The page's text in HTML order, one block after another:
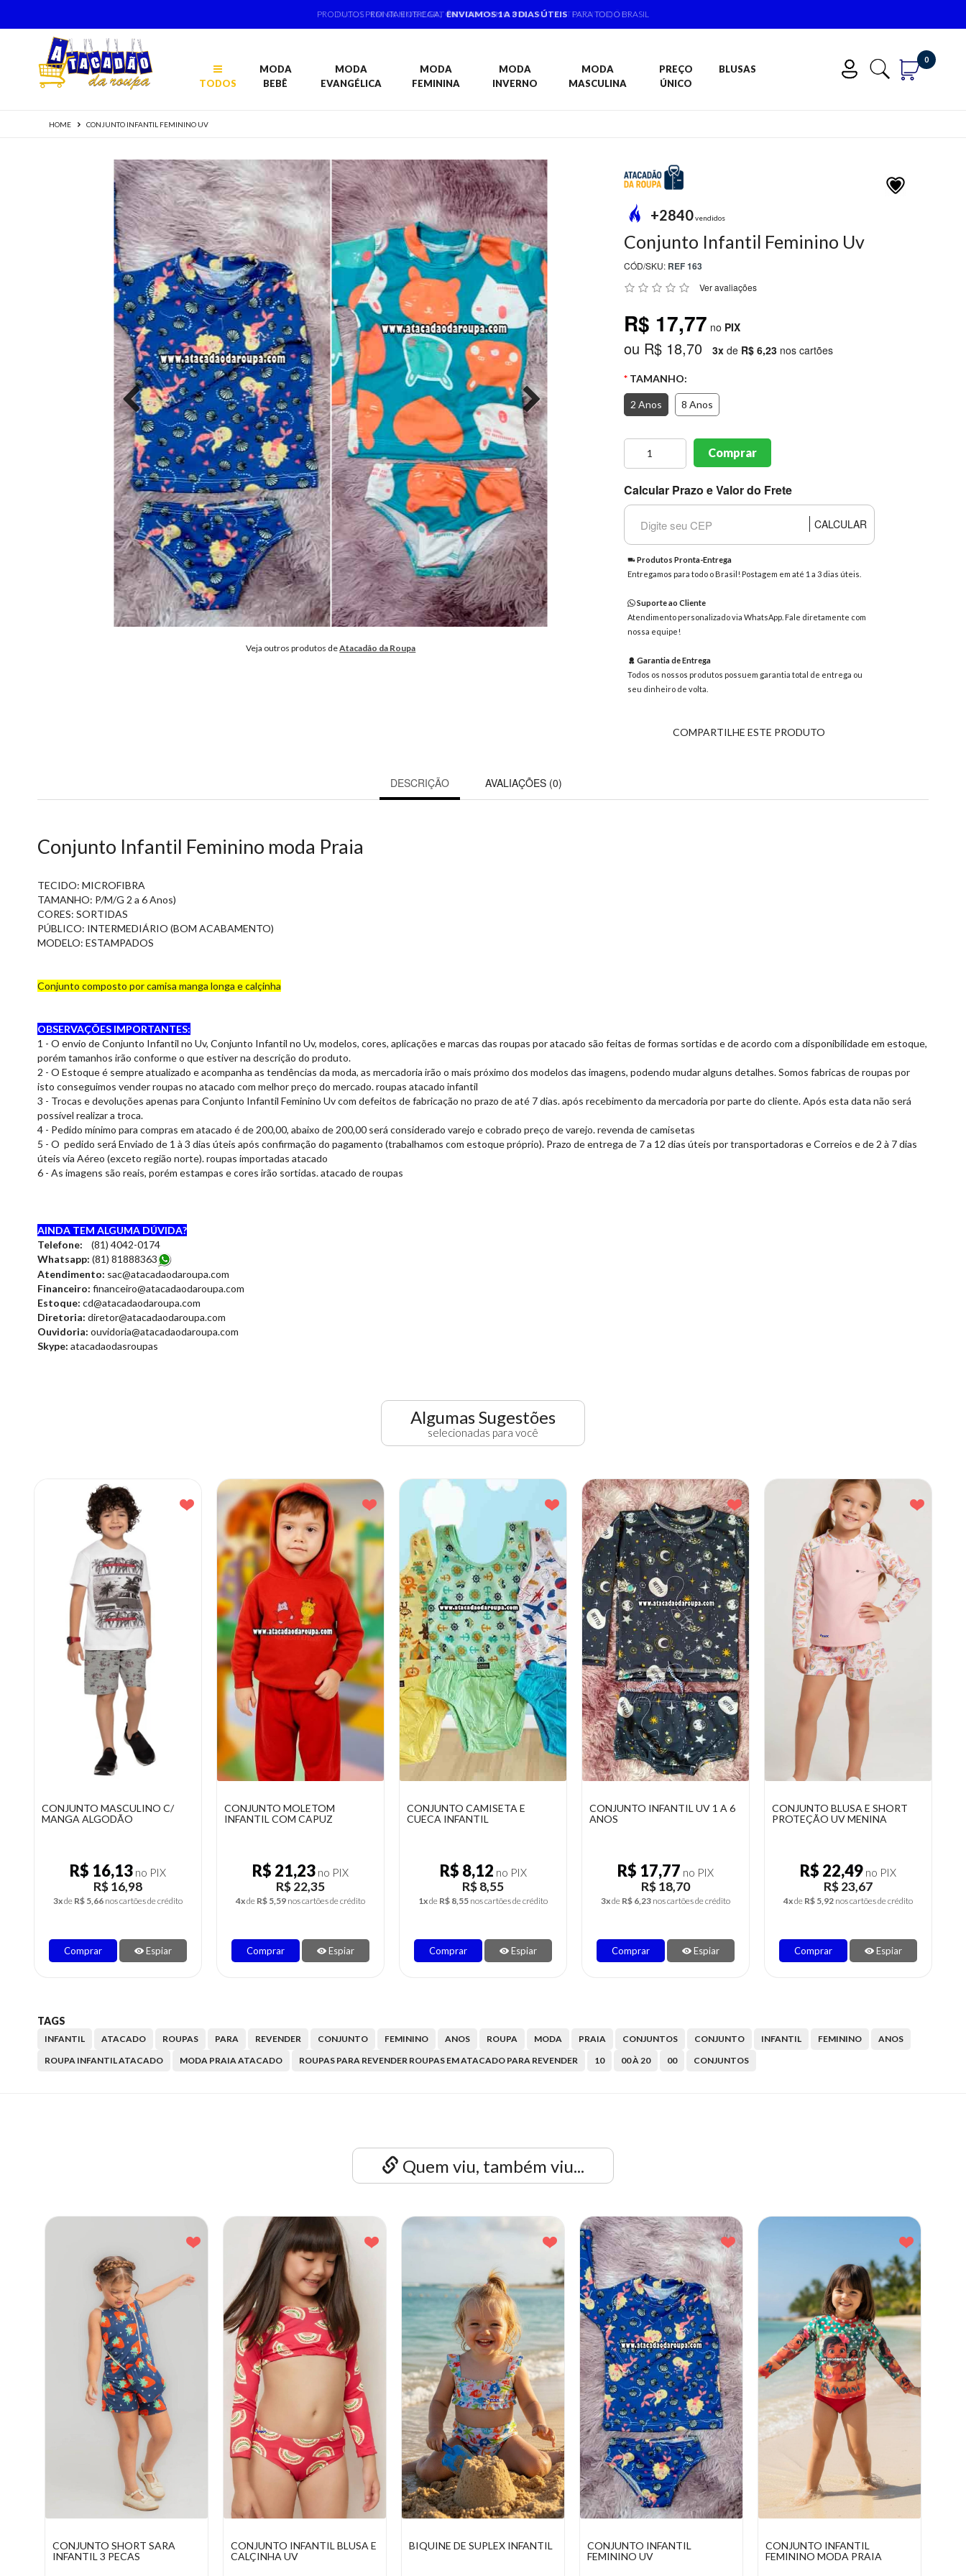
PAGUE EM 6X NOS CARTÕES OU 5% NO PIX CONSULTE CONDIÇÕES
TODOS
MODA
BEBÊ
MODA
EVANGÉLICA
MODA
FEMININA
MODA
INVERNO
MODA
MASCULINA
PREÇO
ÚNICO
BLUSAS
0
HOME CONJUNTO INFANTIL FEMININO UV
Veja outros produtos deAtacadão da Roupa
+2840vendidos
Conjunto Infantil Feminino Uv
CÓD/SKU: REF 163
Ver avaliações
R$ 17,77 no PIX
ou R$ 18,70 3xde R$ 6,23nos cartões
TAMANHO:
2 Anos 8 Anos
Comprar
Calcular Prazo e Valor do Frete
CALCULAR
Produtos Pronta-Entrega
Entregamos para todo o Brasil! Postagem em até 1 a 3 dias úteis.
Suporte ao Cliente
Atendimento personalizado via WhatsApp. Fale diretamente com
nossa equipe!
Garantia de Entrega
Todos os nossos produtos possuem garantia total de entrega ou
seu dinheiro de volta.
COMPARTILHE ESTE PRODUTO
DESCRIÇÃO AVALIAÇÕES (0)
Conjunto Infantil Feminino moda Praia
TECIDO: MICROFIBRA
TAMANHO: P/M/G 2 a 6 Anos)
CORES: SORTIDAS
PÚBLICO: INTERMEDIÁRIO (BOM ACABAMENTO)
MODELO: ESTAMPADOS
Conjunto composto por camisa manga longa e calçinha
OBSERVAÇÕES IMPORTANTES:
1 - O envio de Conjunto Infantil no Uv, Conjunto Infantil no Uv, modelos, cores, aplicações e marcas das roupas por atacado são feitas de formas sortidas e de acordo com a disponibilidade em estoque,
porém tamanhos irão conforme o que estiver na descrição do produto.
2 - O Estoque é sempre atualizado e acompanha as tendências da moda, as mercadoria irão o mais próximo dos modelos das imagens, podendo mudar alguns detalhes. Somos fabricas de roupas por
isto conseguimos vender roupas no atacado com melhor preço do mercado. roupas atacado infantil
3 - Trocas e devoluções apenas para Conjunto Infantil Feminino Uv com defeitos de fabricação no prazo de até 7 dias. após recebimento da mercadoria por parte do cliente. Após esta data não será
possível realizar a troca.
4 - Pedido mínimo para compras em atacado é de 200,00, abaixo de 200,00 será considerado varejo e cobrado preço de varejo. revenda de camisetas
5 - O pedido será Enviado de 1 à 3 dias úteis após confirmação do pagamento (trabalhamos com estoque próprio). Prazo de entrega de 7 a 12 dias úteis por transportadoras e Correios e de 2 à 7 dias
úteis via Aéreo (exceto região norte). roupas importadas atacado
6 - As imagens são reais, porém estampas e cores irão sortidas. atacado de roupas
AINDA TEM ALGUMA DÚVIDA?
Telefone: (81) 4042-0174
Whatsapp: (81) 81888363
Atendimento: sac@atacadaodaroupa.com
Financeiro: financeiro@atacadaodaroupa.com
Estoque: cd@atacadaodaroupa.com
Diretoria: diretor@atacadaodaroupa.com
Ouvidoria: ouvidoria@atacadaodaroupa.com
Skype: atacadaodasroupas
Algumas Sugestões
selecionadas para você
CONJUNTO INFANTIL
MASCULINO ALGODÃO
R$ 11,37 no PIX
R$ 11,97
2xde R$ 5,99 nos cartões de crédito
Comprar Espiar
CONJUNTO MASCULINO C/
MANGA ALGODÃO
R$ 16,13 no PIX
R$ 16,98
3xde R$ 5,66 nos cartões de crédito
Comprar Espiar
CONJUNTO MOLETOM
INFANTIL COM CAPUZ
R$ 21,23no PIX
R$ 22,35
4xde R$ 5,59 nos cartões de crédito
Comprar Espiar
CONJUNTO CAMISETA E
CUECA INFANTIL
R$ 8,12no PIX
R$ 8,55
1xde R$ 8,55 nos cartões de crédito
Comprar Espiar
CONJUNTO INFANTIL UV 1 A 6
ANOS
R$ 17,77 no PIX
R$ 18,70
3xde R$ 6,23 nos cartões de crédito
Comprar Espiar
TAGS
INFANTIL ATACADO ROUPAS PARA REVENDER CONJUNTO FEMININO ANOS ROUPA MODA PRAIA CONJUNTOS CONJUNTO INFANTIL FEMININO
ANOS
ROUPA INFANTIL ATACADO
MODA PRAIA ATACADO ROUPAS PARA REVENDER ROUPAS EM ATACADO PARA REVENDER 10 00 À 20 00 CONJUNTOS
Quem viu, também viu...
CONJUNTO INFANTIL BLUSA E
CALÇINHA UV
BIQUINE DE SUPLEX INFANTIL
CONJUNTO INFANTIL
CONJUNTO INFANTIL
FEMININO MODA PRAIA
BLUSA FEMININA
PERSONAGENS INFANTIL UV